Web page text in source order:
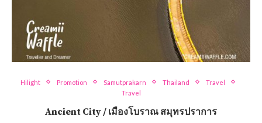
Hilight Promotion Samutprakarn Thailand
Travel
Travel
Ancient City / เมืองโบราณ สมุทรปราการ